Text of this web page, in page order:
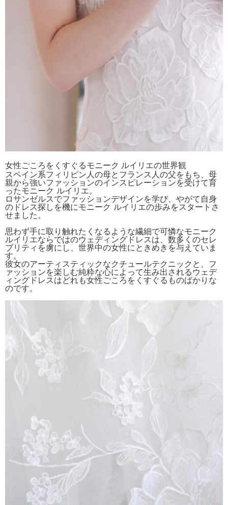
女性ごころをくすぐるモニーク ルイリエの世界観
スペイン系フィリピン人の母とフランス人の父をもち、母
親から強いファッションのインスピレーションを受けて育
ったモニーク ルイリエ。
ロサンゼルスでファッションデザインを学び、やがて自身
のドレス探しを機にモニーク ルイリエの歩みをスタートさ
せました。
思わず手に取り触れたくなるような繊細で可憐なモニーク
ルイリエならではのウェディングドレスは、数多くのセレ
ブリティを虜にし、世界中の女性にときめきを与えていま
す。
彼女のアーティスティックなクチュールテクニックと、フ
ァッションを楽しむ純粋な心によって生み出されるウェデ
ィングドレスはどれも女性ごころをくすぐるものばかりな
のです。